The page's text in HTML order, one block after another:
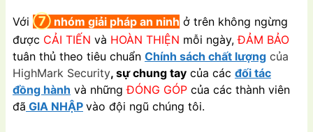
Với ⑦ nhóm giải pháp an ninh ở trên không ngừng
được CẢI TIẾN và HOÀN THIỆN mỗi ngày, ĐẢM BẢO
tuân thủ theo tiêu chuẩn Chính sách chất lượng của
HighMark Security, sự chung tay của các đối tác
đồng hành và nhữngĐÓNG GÓP của các thành viên
đã GIA NHẬP vào đội ngũ chúng tôi.